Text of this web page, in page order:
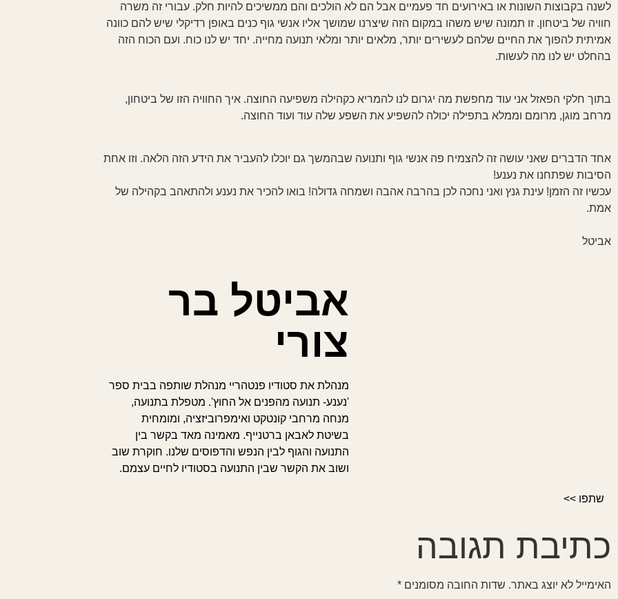
לשנה בקבוצות השונות או באירועים חד פעמיים אבל הם לא הולכים והם ממשיכים להיות חלק. עבורי זה משרה
חוויה של ביטחון. זו תמונה שיש משהו במקום הזה שיצרנו שמושך אליו אנשי גוף כנים באופן רדיקלי שיש להם כוונה
אמיתית להפוך את החיים שלהם לעשירים יותר, מלאים יותר ומלאי תנועה מחייה. יחד יש לנו כוח. ועם הכוח הזה
בהחלט יש לנו מה לעשות.
בתוך חלקי הפאזל אני עוד מחפשת מה יגרום לנו להמריא כקהילה משפיעה החוצה. איך החוויה הזו של ביטחון,
מרחב מוגן, מרומם וממלא בתפילה יכולה להשפיע את השפע שלה עוד ועוד החוצה.
אחד הדברים שאני עושה זה להצמיח פה אנשי גוף ותנועה שבהמשך גם יוכלו להעביר את הידע הזה הלאה. וזו אחת
הסיבות שפתחנו את נענע!
עכשיו זה הזמן! עינת גנץ ואני נחכה לכן בהרבה אהבה ושמחה גדולה! בואו להכיר את נענע ולהתאהב בקהילה של
אמת.
אביטל
אביטל בר
צורי
מנהלת את סטודיו פנטהריי מנהלת שותפה בבית ספר
'נענע- תנועה מהפנים אל החוץ'. מטפלת בתנועה,
מנחה מרחבי קונטקט ואימפרוביזציה, ומומחית
בשיטת לאבאן ברטנייף. מאמינה מאד בקשר בין
התנועה והגוף לבין הנפש והדפוסים שלנו. חוקרת שוב
ושוב את הקשר שבין התנועה בסטודיו לחיים עצמם.
שתפו >>
כתיבת תגובה
האימייל לא יוצג באתר. שדות החובה מסומנים *